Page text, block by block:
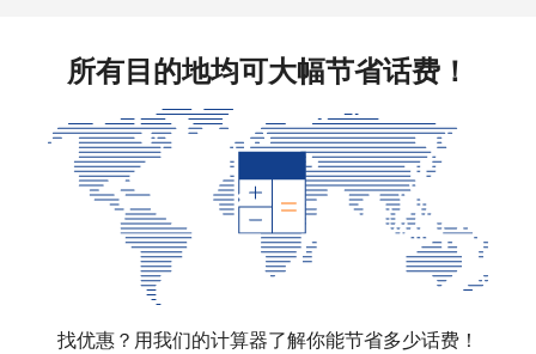
所有目的地均可大幅节省话费！
找优惠？用我们的计算器了解你能节省多少话费！